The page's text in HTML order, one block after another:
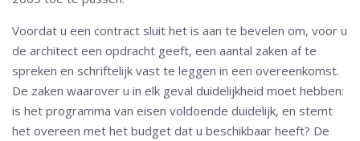
Voordat u een contract sluit het is aan te bevelen om, voor u
de architect een opdracht geeft, een aantal zaken af te
spreken en schriftelijk vast te leggen in een overeenkomst.
De zaken waarover u in elk geval duidelijkheid moet hebben:
is het programma van eisen voldoende duidelijk, en stemt
het overeen met het budget dat u beschikbaar heeft? De